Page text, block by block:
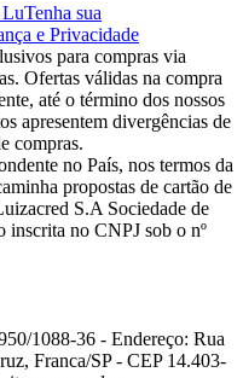
Tenha sua
e Privacidade
para compras via
Ofertas válidas na compra
até o término dos nossos
apresentem divergências de
compras.
no País, nos termos da
propostas de cartão de
S.A Sociedade de
inscrita no CNPJ sob o nº
1088-36 - Endereço: Rua
Franca/SP - CEP 14.403-